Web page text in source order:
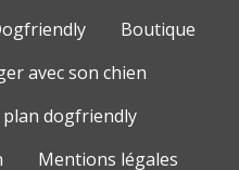
Boutique
avec son chien
dogfriendly
Mentions légales